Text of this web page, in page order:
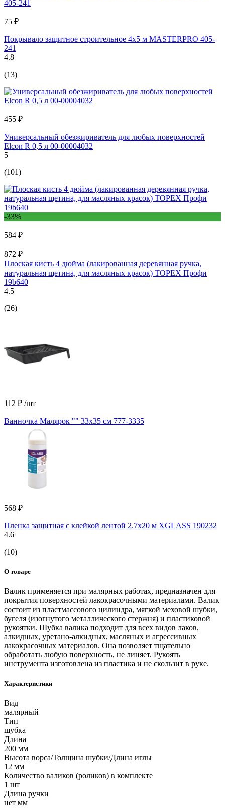
75 ₽
Покрывало защитное строительное 4х5 м MASTERPRO 405-
241
4.8
(13)
455 ₽
Универсальный обезжириватель для любых поверхностей
Elcon R 0,5 л 00-00004032
5
(101)
-33%
584 ₽
872 ₽
Плоская кисть 4 дюйма (лакированная деревянная ручка,
натуральная щетина, для масляных красок) TOPEX Профи
19b640
4.5
(26)
112 ₽ /шт
Ванночка Малярок "" 33х35 см 777-3335
568 ₽
Пленка защитная с клейкой лентой 2.7х20 м XGLASS 190232
4.6
(10)
О товаре
Валик применяется при малярных работах, предназначен для
покрытия поверхностей лакокрасочными материалами. Валик
состоит из пластмассового цилиндра, мягкой меховой шубки,
бугеля (изогнутого металлического стержня) и пластиковой
рукоятки. Шубка валика подходит для всех видов лаков,
алкидных, уретано-алкидных, масляных и агрессивных
лакокрасочных материалов. Она позволяет тщательно
обработать любую поверхность, не линяет. Рукоять
инструмента изготовлена из пластика и не скользит в руке.
Характеристики
Вид
малярный
Тип
шубка
Длина
200 мм
Высота ворса/Толщина шубки/Длина иглы
12 мм
Количество валиков (роликов) в комплекте
1 шт
Длина ручки
нет мм